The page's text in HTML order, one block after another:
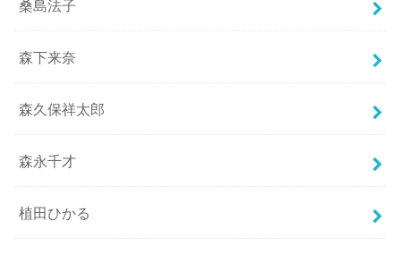
桑島法子
森下来奈
森久保祥太郎
森永千才
植田ひかる